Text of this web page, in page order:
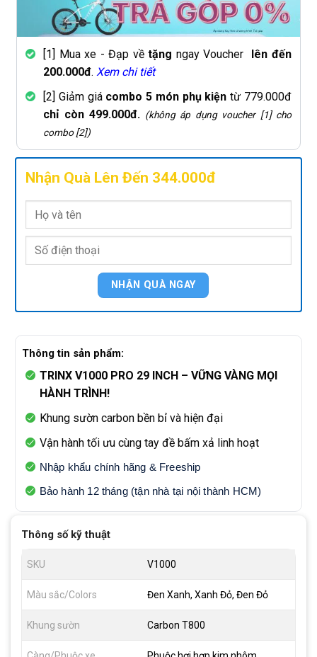
[1] Mua xe - Đạp vềtặng ngay Voucher lên đến
200.000đ. Xem chi tiết
[2] Giảm giá combo 5 món phụ kiện từ 779.000đ
chỉ còn 499.000đ. (không áp dụng voucher [1] cho
combo [2])
Nhận Quà Lên Đến 344.000đ
Thông tin sản phẩm:
TRINX V1000 PRO 29 INCH – VỮNG VÀNG MỌI
HÀNH TRÌNH!
Khung sườn carbon bền bỉ và hiện đại
Vận hành tối ưu cùng tay đề bấm xả linh hoạt
Nhập khẩu chính hãng & Freeship
Bảo hành 12 tháng (tận nhà tại nội thành HCM)
Thông số kỹ thuật
SKU V1000
Màu sắc/Colors Đen Xanh, Xanh Đỏ, Đen Đỏ
Khung sườn Carbon T800